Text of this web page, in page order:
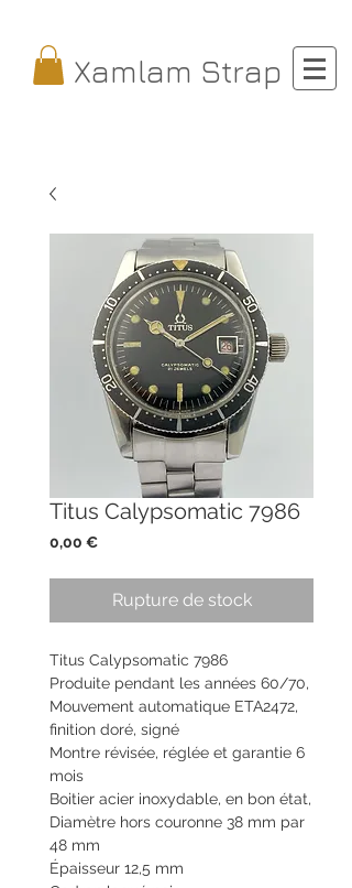
Xamlam Strap
Titus Calypsomatic 7986
0,00 €Prix
Rupture de stock
Titus Calypsomatic 7986
Produite pendant les années 60/70,
Mouvement automatique ETA2472,
finition doré, signé
Montre révisée, réglée et garantie 6
mois
Boitier acier inoxydable, en bon état,
Diamètre hors couronne 38 mm par
48 mm
Épaisseur 12,5 mm